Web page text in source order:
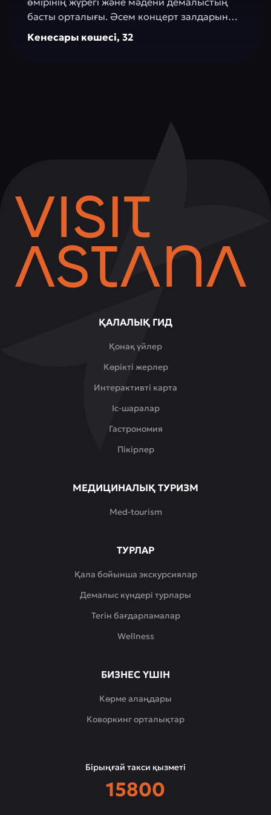
басты орталығы. Әсем концерт залдарының
күмбездері астында дыбыстың сиқыры туып,
классикалық музыка, халық әуендері мен
шабыттандырады. Мұнда концерттер,
фестивальдар, шығармашылық кештер және
білім беру бағдарламалары өткізіліп,
Кенесары көшесі, 32
ҚАЛАЛЫҚ ГИД
Қонақ үйлер
Көрікті жерлер
Интерактивті карта
Іс-шаралар
Гастрономия
Пікірлер
МЕДИЦИНАЛЫҚ ТУРИЗМ
Med-tourism
ТУРЛАР
Қала бойынша экскурсиялар
Демалыс күндері турлары
Тегін бағдарламалар
Wellness
БИЗНЕС ҮШІН
Көрме алаңдары
Коворкинг орталықтар
Бірыңғай такси қызметі
15800